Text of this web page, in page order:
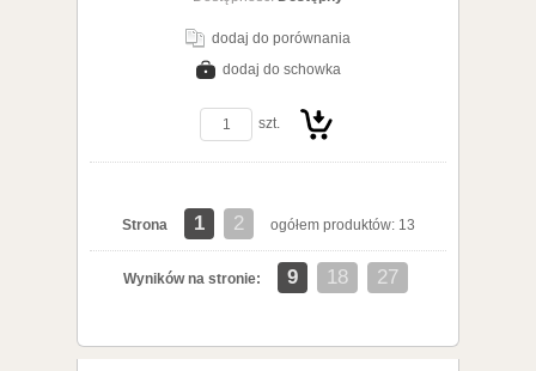
dodaj do porównania
dodaj do schowka
szt.
Do
Strona 1 2 ogółem produktów: 13
Wyników na stronie: 9 18 27